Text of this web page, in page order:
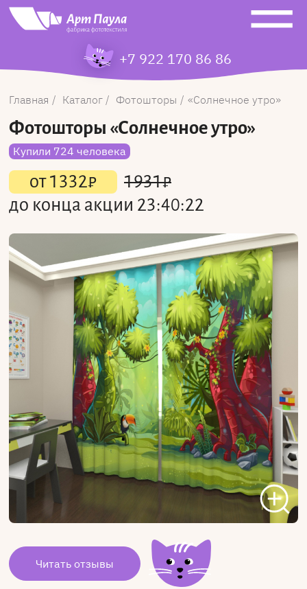
+7 922 170 86 86
Главная Каталог Фотошторы Солнечное утро
Фотошторы «Солнечное утро»
Купили 724 человека
от1332₽ 1931₽
до конца акции 23:40:22
Читать отзывы